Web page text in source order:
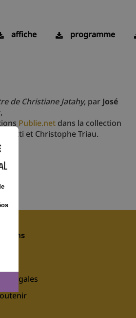
affiche programme
de Christiane Jatahy, par José
,
Publie.net dans la collection
et Christophe Triau.
légales